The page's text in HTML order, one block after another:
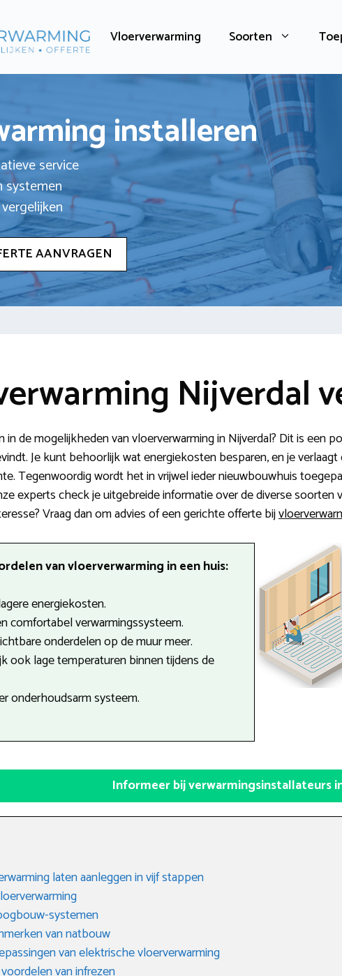
Vloerverwarming Soorten
installeren
service
systemen
AANVRAGEN
Nijverdal
in de mogelijkheden van vloerverwarming in Nijverdal? Dit is een
Je kunt behoorlijk wat energiekosten besparen, en je
Tegenwoordig wordt het in vrijwel ieder nieuwbouwhuis
experts check je uitgebreide informatie over de diverse
Vraag dan om advies of een gerichte offerte bij
van vloerverwarming in een huis:
energiekosten.
comfortabel verwarmingssysteem.
onderdelen op de muur meer.
ook lage temperaturen binnen tijdens de
onderhoudsarm systeem.
Informeer bij verwarmingsinstallateurs
laten aanleggen in vijf stappen
systemen
van natbouw
van elektrische vloerverwarming
van infrezen